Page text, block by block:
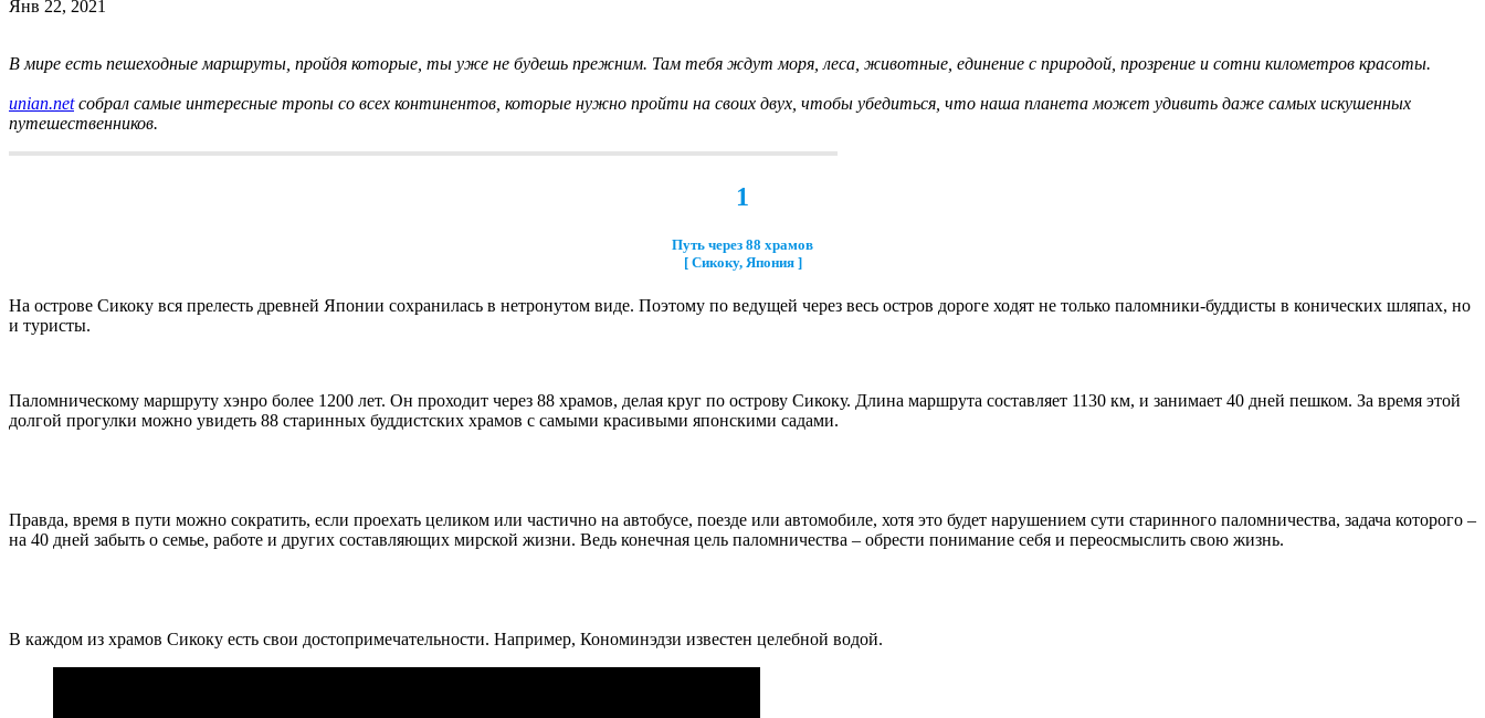
Янв 22, 2021
В мире есть пешеходные маршруты, пройдя которые, ты уже не будешь прежним. Там тебя ждут моря, леса, животные, единение с природой, прозрение и сотни километров красоты.
unian.netсобрал самые интересные тропы со всех континентов, которые нужно пройти на своих двух, чтобы убедиться, что наша планета может удивить даже самых искушенных
путешественников.
1
Путь через 88 храмов
[ Сикоку, Япония ]
На острове Сикоку вся прелесть древней Японии сохранилась в нетронутом виде. Поэтому по ведущей через весь остров дороге ходят не только паломники-буддисты в конических шляпах, но
и туристы.
Паломническому маршруту хэнро более 1200 лет. Он проходит через 88 храмов, делая круг по острову Сикоку. Длина маршрута составляет 1130 км, и занимает 40 дней пешком. За время этой
долгой прогулки можно увидеть 88 старинных буддистских храмов с самыми красивыми японскими садами.
Правда, время в пути можно сократить, если проехать целиком или частично на автобусе, поезде или автомобиле, хотя это будет нарушением сути старинного паломничества, задача которого –
на 40 дней забыть о семье, работе и других составляющих мирской жизни. Ведь конечная цель паломничества – обрести понимание себя и переосмыслить свою жизнь.
В каждом из храмов Сикоку есть свои достопримечательности. Например, Кономинэдзи известен целебной водой.